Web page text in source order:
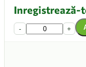
Inregistrează-
- +